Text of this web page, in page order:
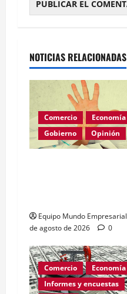
NOTICIAS RELACIONADAS
Comercio
Economía
Gobierno
Opinión
Equipo Mundo Empresarial
de agosto de 2026
0
Comercio
Economía
Informes y encuestas